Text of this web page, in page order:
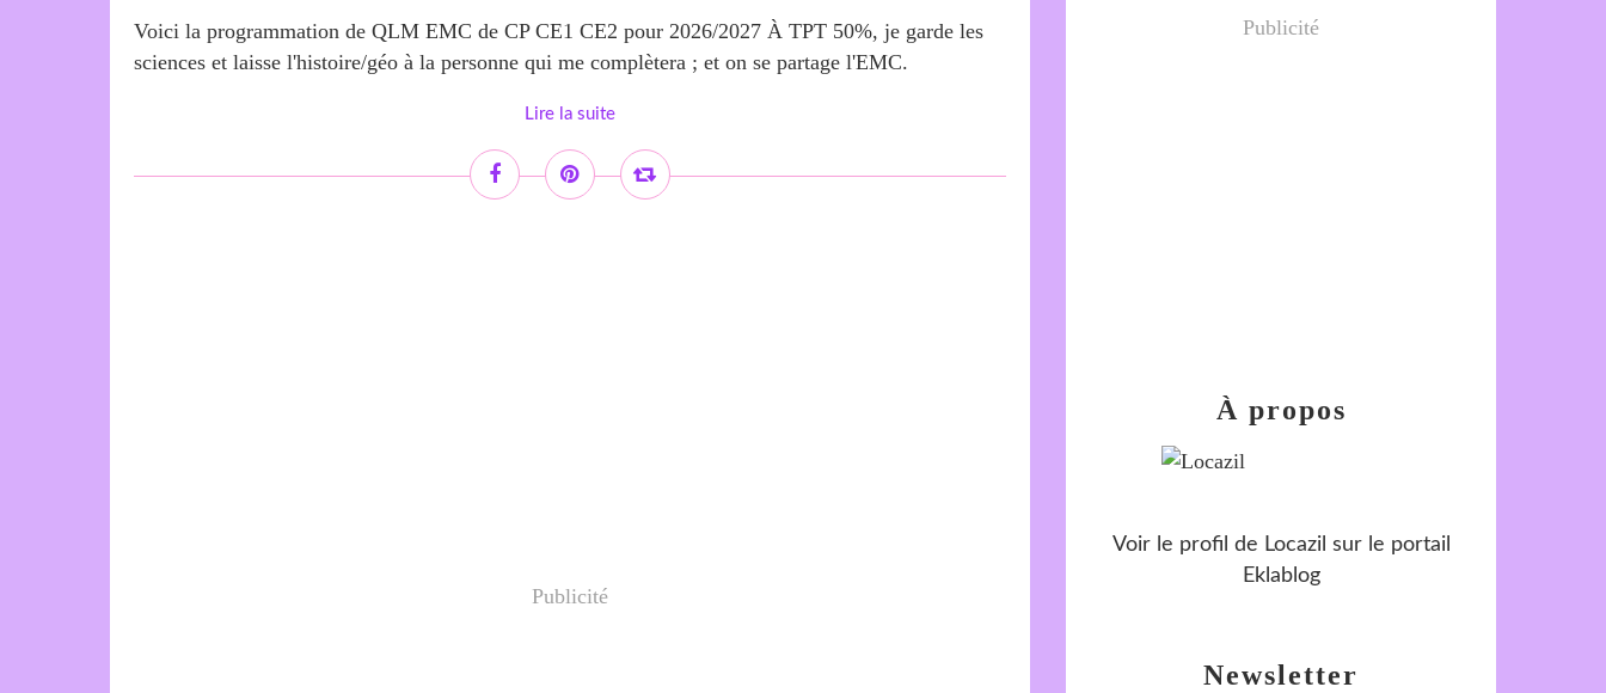
Voici la programmation de QLM EMC de CP CE1 CE2 pour 2026/2027 À TPT 50%, je garde les
sciences et laisse l'histoire/géo à la personne qui me complètera ; et on se partage l'EMC.
Lire la suite
Publicité
Newsletter
Publicité
À propos
Voir le profil de Locazil sur le portail
Eklablog